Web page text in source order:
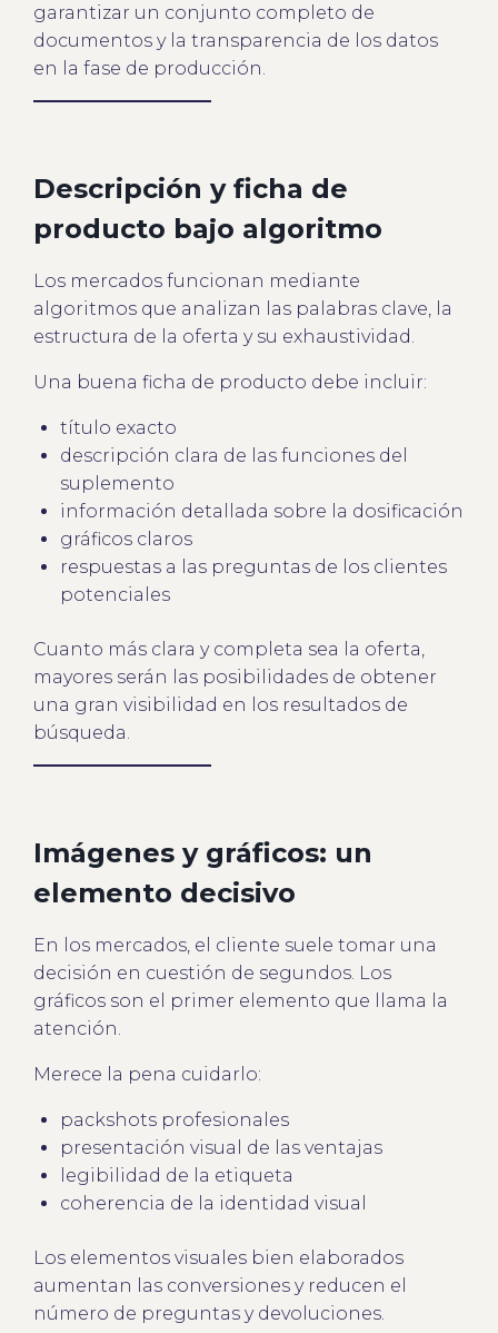
garantizar un conjunto completo de
documentos y la transparencia de los datos
en la fase de producción.
Descripción y ficha de
producto bajo algoritmo
Los mercados funcionan mediante
algoritmos que analizan las palabras clave, la
estructura de la oferta y su exhaustividad.
Una buena ficha de producto debe incluir:
título exacto
descripción clara de las funciones del
suplemento
información detallada sobre la dosificación
gráficos claros
respuestas a las preguntas de los clientes
potenciales
Cuanto más clara y completa sea la oferta,
mayores serán las posibilidades de obtener
una gran visibilidad en los resultados de
búsqueda.
Imágenes y gráficos: un
elemento decisivo
En los mercados, el cliente suele tomar una
decisión en cuestión de segundos. Los
gráficos son el primer elemento que llama la
atención.
Merece la pena cuidarlo:
packshots profesionales
presentación visual de las ventajas
legibilidad de la etiqueta
coherencia de la identidad visual
Los elementos visuales bien elaborados
aumentan las conversiones y reducen el
número de preguntas y devoluciones.